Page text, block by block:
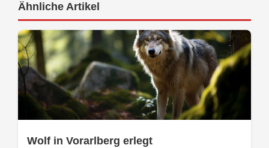
Ähnliche Artikel
Wolf in Vorarlberg erlegt